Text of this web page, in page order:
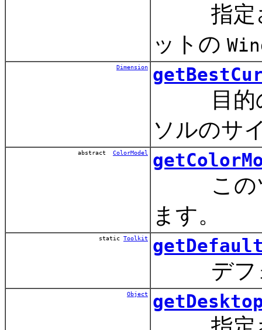
指定さ
ットの
Dimension
目的の
ソルのサ
abstract ColorModel
このツ
ます。
static Toolkit
デフォ
Object